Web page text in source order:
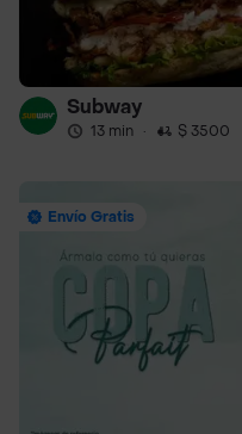
Subway
13 min · $ 3500
Envío Gratis